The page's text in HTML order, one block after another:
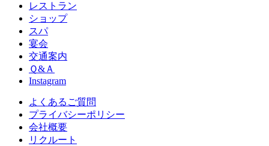
レストラン
ショップ
スパ
宴会
交通案内
Ｑ&Ａ
Instagram
よくあるご質問
プライバシーポリシー
会社概要
リクルート